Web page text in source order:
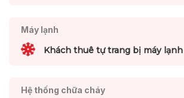
Máy lạnh
Khách thuê tự trang bị máy lạnh
Hệ thống chữa cháy